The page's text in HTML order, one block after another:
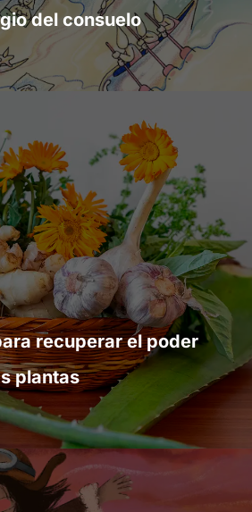
del consuelo
recuperar el poder
plantas